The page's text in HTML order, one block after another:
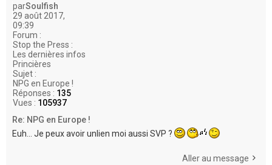
parSoulfish
29 août 2017,
09:39
Forum :
Stop the Press :
Les dernières infos
Princières
Sujet :
NPG en Europe !
Réponses : 135
Vues : 105937
Re: NPG en Europe !
Euh... Je peux avoir unlien moi aussi SVP ?
Aller au message